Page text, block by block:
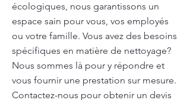
écologiques, nous garantissons un
espace sain pour vous, vos employés
ou votre famille. Vous avez des besoins
spécifiques en matière de nettoyage?
Nous sommes là pour y répondre et
vous fournir une prestation sur mesure.
Contactez-nous pour obtenir un devis